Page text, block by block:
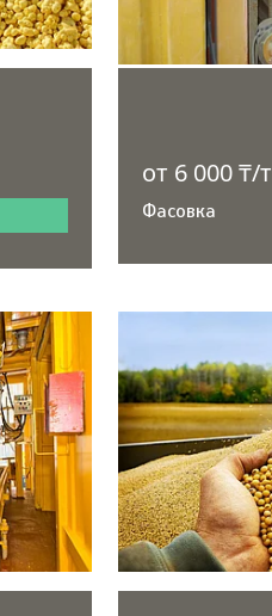
от 6 000 ₸/т
Фасовка